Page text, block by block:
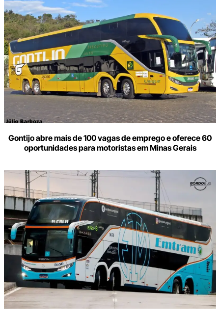
Gontijo abre mais de 100 vagas de emprego e oferece 60
oportunidades para motoristas em Minas Gerais